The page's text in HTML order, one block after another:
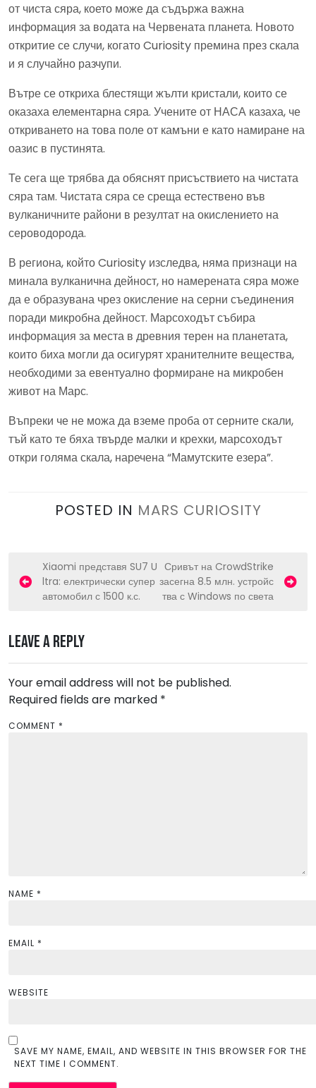
от чиста сяра, което може да съдържа важна
информация за водата на Червената планета. Новото
откритие се случи, когато Curiosity премина през скала
и я случайно разчупи.
Вътре се откриха блестящи жълти кристали, които се
оказаха елементарна сяра. Учените от НАСА казаха, че
откриването на това поле от камъни е като намиране на
оазис в пустинята.
Те сега ще трябва да обяснят присъствието на чистата
сяра там. Чистата сяра се среща естествено във
вулканичните райони в резултат на окислението на
сероводорода.
В региона, който Curiosity изследва, няма признаци на
минала вулканична дейност, но намерената сяра може
да е образувана чрез окисление на серни съединения
поради микробна дейност. Марсоходът събира
информация за места в древния терен на планетата,
които биха могли да осигурят хранителните вещества,
необходими за евентуално формиране на микробен
живот на Марс.
Въпреки че не можа да вземе проба от серните скали,
тъй като те бяха твърде малки и крехки, марсоходът
откри голяма скала, наречена “Мамутските езера”.
POSTED IN MARS CURIOSITY
o
t
n
a
v
i
Xiaomi представя SU7 U
ltra: електрически супер
автомобил с 1500 к.с.
Сривът на CrowdStrike
засегна 8.5 млн. устройс
тва с Windows по света
Leave a Reply
Your email address will not be published.
Required fields are marked *
COMMENT *
NAME *
EMAIL *
WEBSITE
SAVE MY NAME, EMAIL, AND WEBSITE IN THIS BROWSER FOR THE
NEXT TIME I COMMENT.